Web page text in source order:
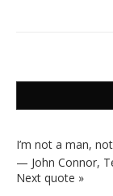
I’m not a man,
— John Connor,
Next quote »